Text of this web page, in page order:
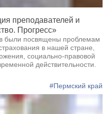
преподавателей и
Прогресс»
были посвящены проблемам
в нашей стране,
социально-правовой
действительности.
#Пермский край